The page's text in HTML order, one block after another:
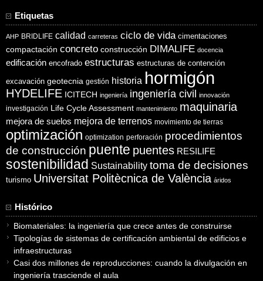
Etiquetas
AHP BRIDLIFE calidad carreteras ciclo de vida cimentaciones
compactación concreto construcción DIMALIFE docencia
edificación encofrado estructuras estructuras de contención
excavación geotecnia gestión historia hormigón
HYDELIFE ICITECH ingeniería ingeniería civil innovación
investigación Life Cycle Assessment mantenimiento maquinaria
mejora de suelos mejora de terrenos movimiento de tierras
optimización optimization perforación procedimientos
de construcción puente puentes RESILIFE
sostenibilidad Sustainability toma de decisiones
turismo Universitat Politècnica de València áridos
Histórico
Biomateriales: la ingeniería que crece antes de construirse
Tipologías de sistemas de certificación ambiental de edificios e
infraestructuras
Casi dos millones de reproducciones: cuando la divulgación en
ingeniería trasciende el aula